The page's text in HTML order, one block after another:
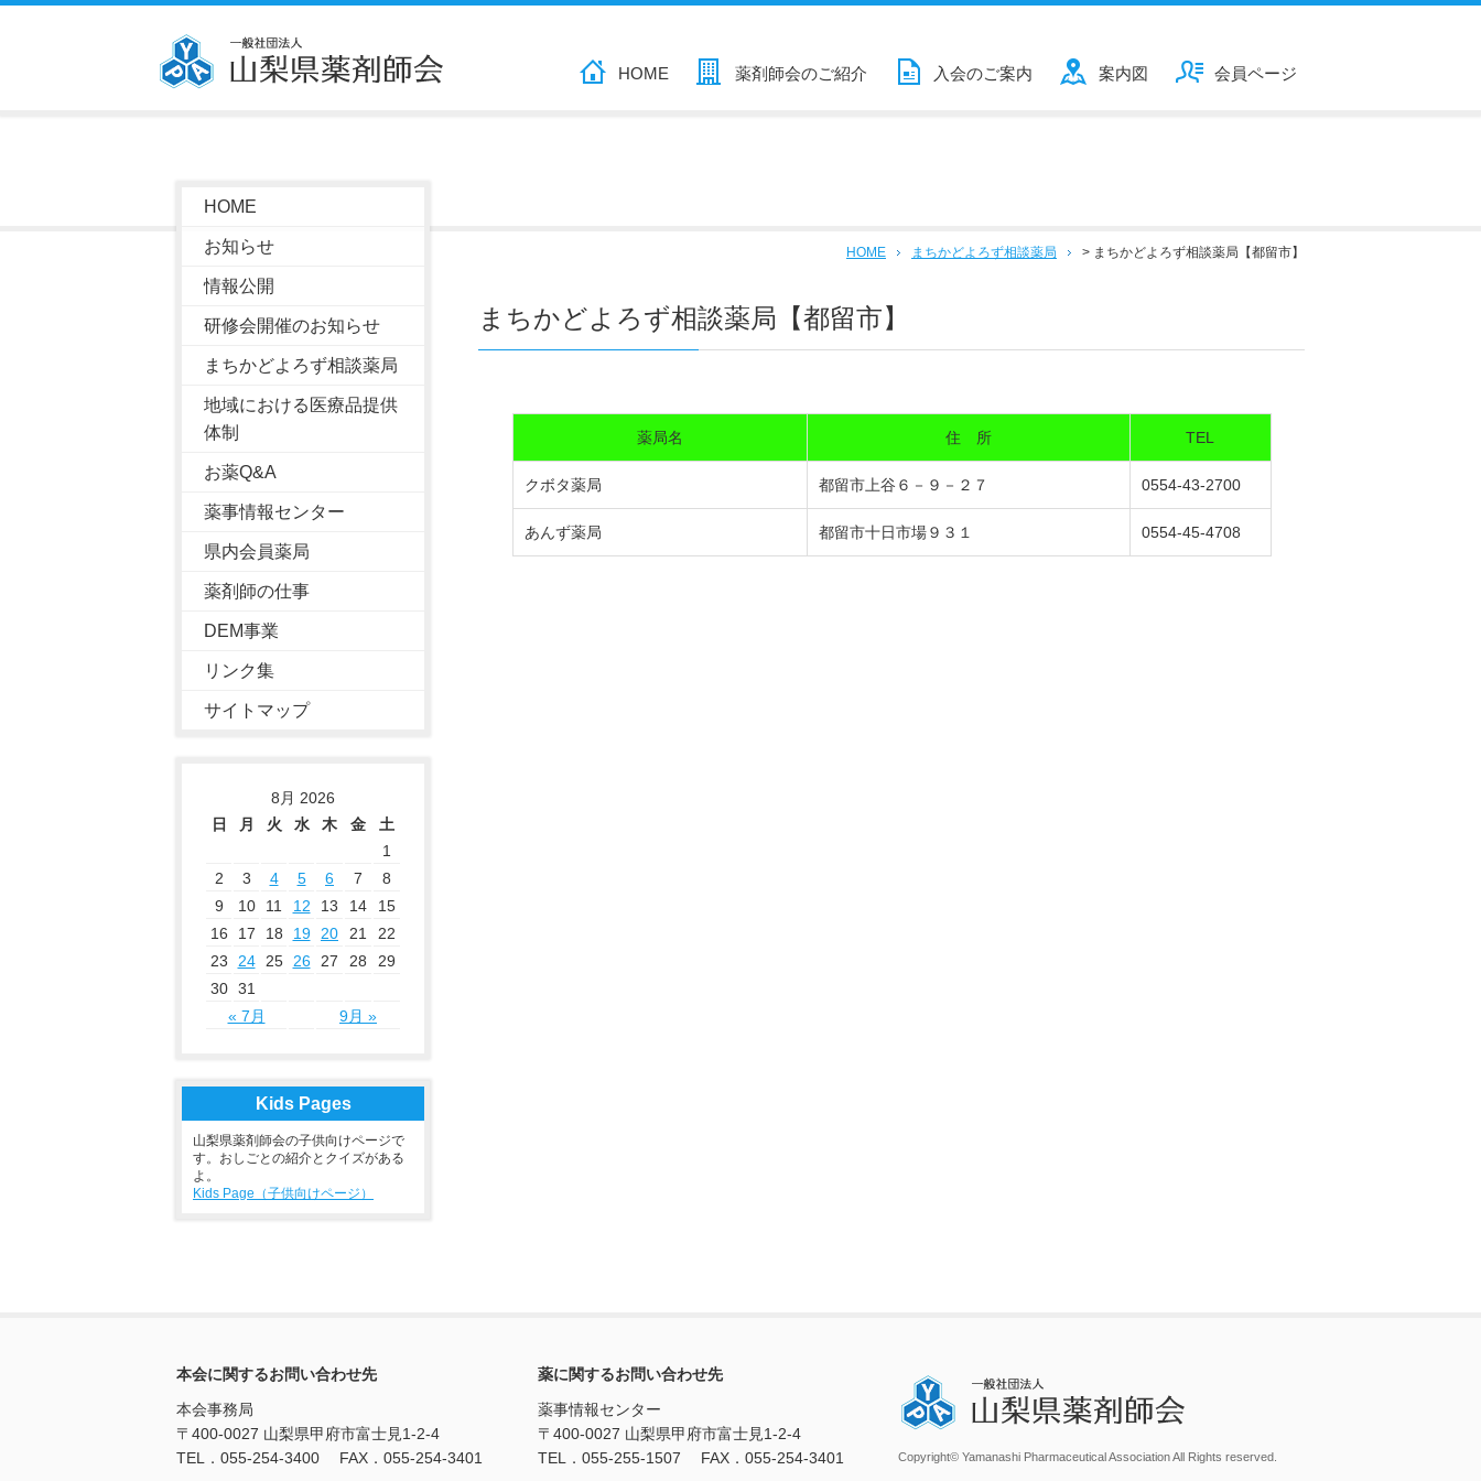
HOME 薬剤師会のご紹介 入会のご案内 案内図 会員ページ
HOME まちかどよろず相談薬局 > まちかどよろず相談薬局【都留市】
HOME
お知らせ
情報公開
研修会開催のお知らせ
まちかどよろず相談薬局
地域における医療品提供
体制
お薬Q&A
薬事情報センター
県内会員薬局
薬剤師の仕事
DEM事業
リンク集
サイトマップ
8月 2026
日
月 火 水 木 金
土
1
2
3 4 5 6 7
8
9
10 11 12 13 14
15
16
17 18 19 20 21
22
23
24 25 26 27 28
29
30 31
« 7月
9月 »
Kids Pages
山梨県薬剤師会の子供向けページで
す。おしごとの紹介とクイズがある
よ。
Kids Page（子供向けページ）
まちかどよろず相談薬局【都留市】
薬局名 住 所 TEL
クボタ薬局 都留市上谷６－９－２７ 0554-43-2700
あんず薬局 都留市十日市場９３１ 0554-45-4708
本会に関するお問い合わせ先
本会事務局
〒400-0027 山梨県甲府市富士見1-2-4
TEL．055-254-3400 FAX．055-254-3401
薬に関するお問い合わせ先
薬事情報センター
〒400-0027 山梨県甲府市富士見1-2-4
TEL．055-255-1507 FAX．055-254-3401
Copyright© Yamanashi Pharmaceutical Association All Rights reserved.